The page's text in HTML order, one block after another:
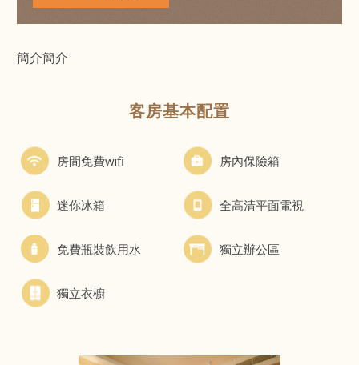
簡介簡介
客房基本配置
房間免費wifi 房內保險箱
迷你冰箱 全高清平面電視
免費瓶裝飲用水 獨立辦公區
獨立衣櫥